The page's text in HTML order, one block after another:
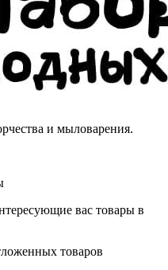
и мыловарения.
вас товары в
товаров